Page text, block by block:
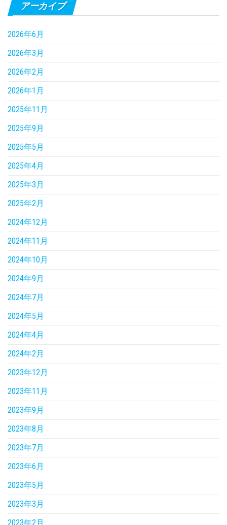
アーカイブ
2026年6月
2026年3月
2026年2月
2026年1月
2025年11月
2025年9月
2025年5月
2025年4月
2025年3月
2025年2月
2024年12月
2024年11月
2024年10月
2024年9月
2024年7月
2024年5月
2024年4月
2024年2月
2023年12月
2023年11月
2023年9月
2023年8月
2023年7月
2023年6月
2023年5月
2023年3月
2023年2月